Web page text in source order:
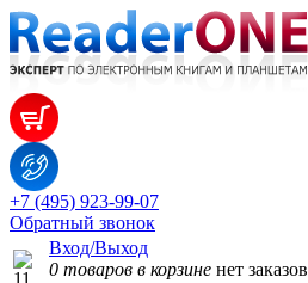
+7 (495) 923-99-07
Обратный звонок
Вход/Выход
0 товаров в корзине нет заказов